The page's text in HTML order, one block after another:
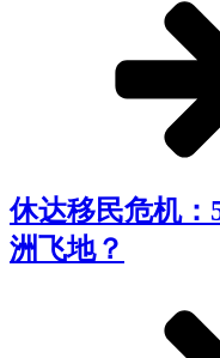
休达移民危机：
洲飞地？